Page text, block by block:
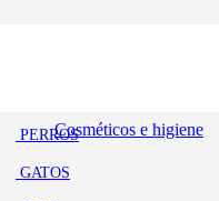
Cosméticos e higiene
PERROS
GATOS